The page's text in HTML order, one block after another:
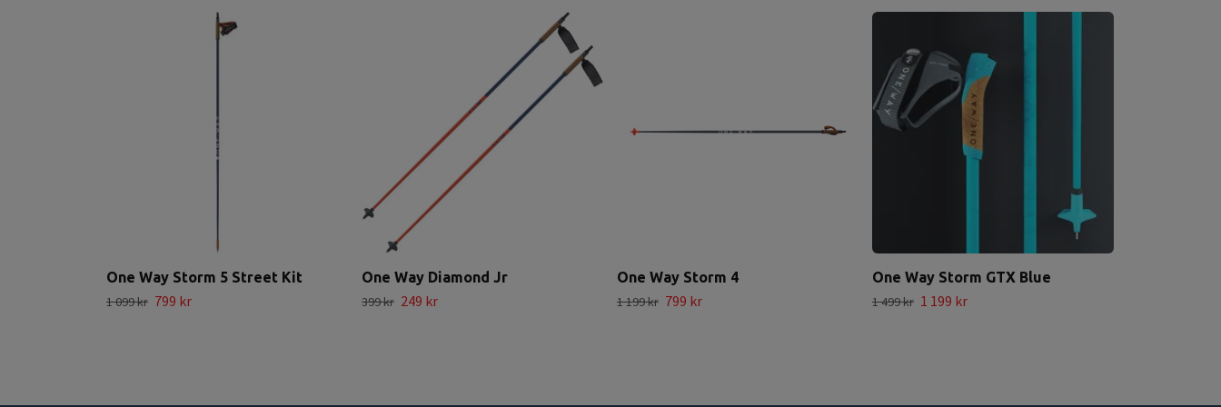
One Way Storm 5 Street Kit
1 099 kr 799 kr
One Way Diamond Jr
399 kr 249 kr
One Way Storm 4
1 199 kr 799 kr
One Way Storm GTX Blue
1 499 kr 1 199 kr